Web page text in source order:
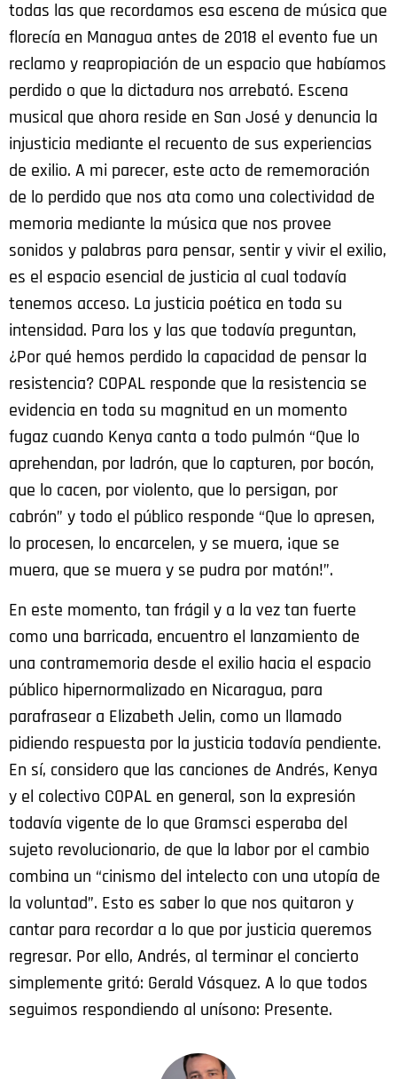
todas las que recordamos esa escena de música que
florecía en Managua antes de 2018 el evento fue un
reclamo y reapropiación de un espacio que habíamos
perdido o que la dictadura nos arrebató. Escena
musical que ahora reside en San José y denuncia la
injusticia mediante el recuento de sus experiencias
de exilio. A mi parecer, este acto de rememoración
de lo perdido que nos ata como una colectividad de
memoria mediante la música que nos provee
sonidos y palabras para pensar, sentir y vivir el exilio,
es el espacio esencial de justicia al cual todavía
tenemos acceso. La justicia poética en toda su
intensidad. Para los y las que todavía preguntan,
¿Por qué hemos perdido la capacidad de pensar la
resistencia? COPAL responde que la resistencia se
evidencia en toda su magnitud en un momento
fugaz cuando Kenya canta a todo pulmón “Que lo
aprehendan, por ladrón, que lo capturen, por bocón,
que lo cacen, por violento, que lo persigan, por
cabrón” y todo el público responde “Que lo apresen,
lo procesen, lo encarcelen, y se muera, ¡que se
muera, que se muera y se pudra por matón!”.
En este momento, tan frágil y a la vez tan fuerte
como una barricada, encuentro el lanzamiento de
una contramemoria desde el exilio hacia el espacio
público hipernormalizado en Nicaragua, para
parafrasear a Elizabeth Jelin, como un llamado
pidiendo respuesta por la justicia todavía pendiente.
En sí, considero que las canciones de Andrés, Kenya
y el colectivo COPAL en general, son la expresión
todavía vigente de lo que Gramsci esperaba del
sujeto revolucionario, de que la labor por el cambio
combina un “cinismo del intelecto con una utopía de
la voluntad”. Esto es saber lo que nos quitaron y
cantar para recordar a lo que por justicia queremos
regresar. Por ello, Andrés, al terminar el concierto
simplemente gritó: Gerald Vásquez. A lo que todos
seguimos respondiendo al unísono: Presente.